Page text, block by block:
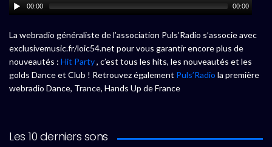
00:00 00:00
La webradio généraliste de l’association Puls’Radio s’associe avec
exclusivemusic.fr/loic54.net pour vous garantir encore plus de
nouveautés : Hit Party, c’est tous les hits, les nouveautés et les
golds Dance et Club ! Retrouvez également Puls’Radio la première
webradio Dance, Trance, Hands Up de France
Les 10 derniers sons